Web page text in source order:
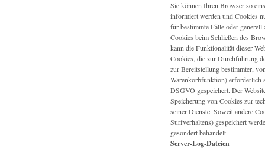
Sie können Ihren Browser so
informiert werden und Cookies
für bestimmte Fälle oder generell
Cookies beim Schließen des
kann die Funktionalität dieser
Cookies, die zur Durchführung
zur Bereitstellung bestimmter,
Warenkorbfunktion)
DSGVO gespeichert. Der
Speicherung von Cookies zur
seiner Dienste. Soweit andere
Surfverhaltens) gespeichert
gesondert behandelt.
Server-Log-Dateien